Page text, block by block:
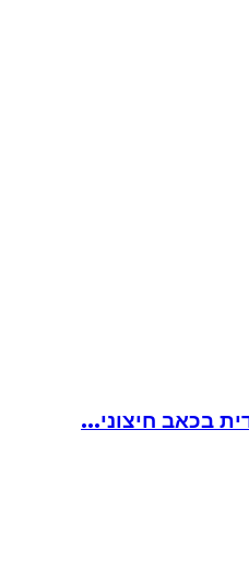
בכאב חיצוני...